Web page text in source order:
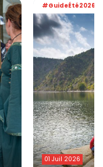
#GuideÉté2026
01 Juil 2026